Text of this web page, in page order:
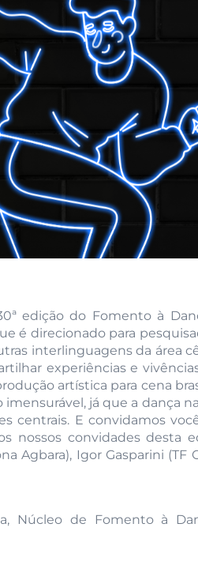
edição do Fomento à
é direcionado para
interlinguagens da área
experiências e
artística para cena
já que a dança
centrais. E convidamos
nossos convidades desta
Agbara), Igor Gasparini (TF
Núcleo de Fomento à